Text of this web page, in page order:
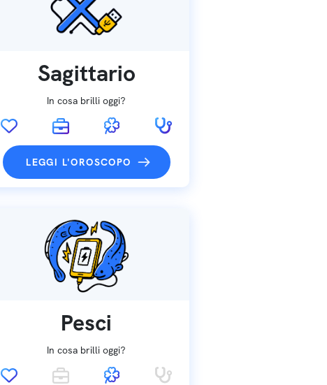
Sagittario
In cosa brilli oggi?
LEGGI L'OROSCOPO
Pesci
In cosa brilli oggi?